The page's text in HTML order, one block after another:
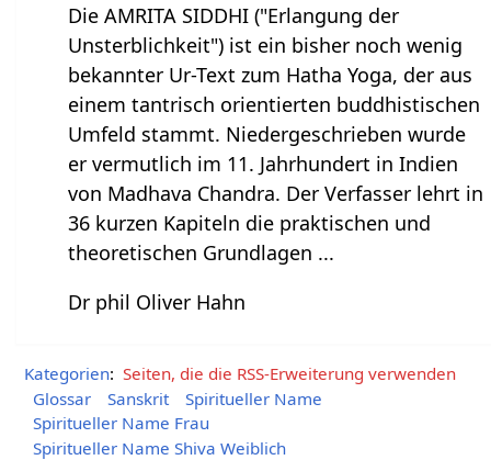
Die AMRITA SIDDHI ("Erlangung der
Unsterblichkeit") ist ein bisher noch wenig
bekannter Ur-Text zum Hatha Yoga, der aus
einem tantrisch orientierten buddhistischen
Umfeld stammt. Niedergeschrieben wurde
er vermutlich im 11. Jahrhundert in Indien
von Madhava Chandra. Der Verfasser lehrt in
36 kurzen Kapiteln die praktischen und
theoretischen Grundlagen ...
Dr phil Oliver Hahn
Kategorien: Seiten, die die RSS-Erweiterung verwenden
Glossar
Sanskrit
Spiritueller Name
Spiritueller Name Frau
Spiritueller Name Shiva Weiblich